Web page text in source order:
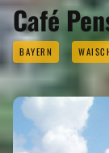
Café
BAYERN